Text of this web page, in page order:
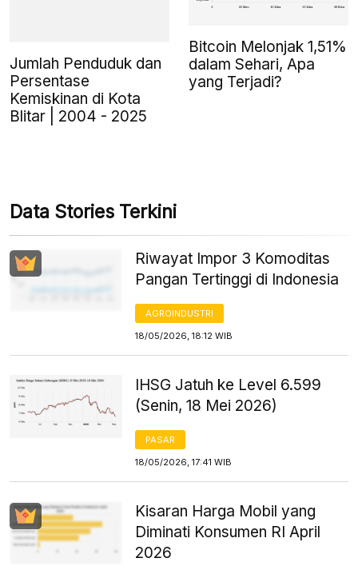
Jumlah Penduduk dan
Persentase
Kemiskinan di Kota
Blitar | 2004 - 2025
Bitcoin Melonjak 1,51%
dalam Sehari, Apa
yang Terjadi?
Data Stories Terkini
Riwayat Impor 3 Komoditas
Pangan Tertinggi di Indonesia
AGROINDUSTRI
18/05/2026, 18:12 WIB
IHSG Jatuh ke Level 6.599
(Senin, 18 Mei 2026)
PASAR
18/05/2026, 17:41 WIB
Kisaran Harga Mobil yang
Diminati Konsumen RI April
2026